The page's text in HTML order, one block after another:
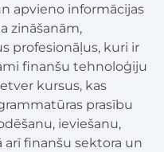
apvieno informācijas
zināšanām,
profesionāļus, kuri ir
finanšu tehnoloģiju
kursus, kas
prasību
ieviešanu,
finanšu sektora un